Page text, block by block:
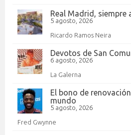
Real Madrid, siempre
5 agosto, 2026
Ricardo Ramos Neira
Devotos de San
6 agosto, 2026
La Galerna
El bono de
mundo
5 agosto, 2026
Fred Gwynne